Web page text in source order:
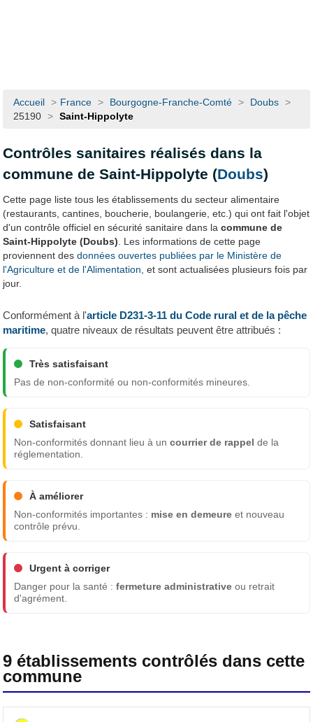
Accueil > France > Bourgogne-Franche-Comté > Doubs >
25190 > Saint-Hippolyte
Contrôles sanitaires réalisés dans la
commune de Saint-Hippolyte (Doubs)
Cette page liste tous les établissements du secteur alimentaire
(restaurants, cantines, boucherie, boulangerie, etc.) qui ont fait l'objet
d'un contrôle officiel en sécurité sanitaire dans lacommune de
Saint-Hippolyte (Doubs) . Les informations de cette page
proviennent desdonnées ouvertes publiées par le Ministère de
l'Agriculture et de l'Alimentation, et sont actualisées plusieurs fois par
jour.
Conformément à l'article D231-3-11 du Code rural et de la pêche
maritime, quatre niveaux de résultats peuvent être attribués :
Très satisfaisant
Pas de non-conformité ou non-conformités mineures.
Satisfaisant
Non-conformités donnant lieu à uncourrier de rappel de la
réglementation.
À améliorer
Non-conformités importantes : mise en demeure et nouveau
contrôle prévu.
Urgent à corriger
Danger pour la santé :fermeture administrative ou retrait
d'agrément.
9 établissements contrôlés dans cette
commune